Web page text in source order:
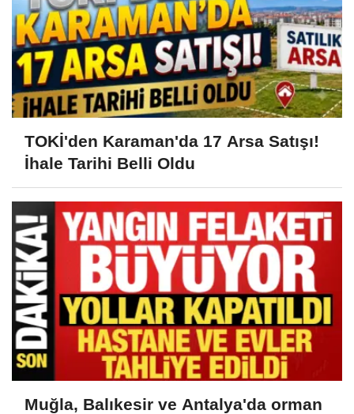
TOKİ'den Karaman'da 17 Arsa Satışı!
İhale Tarihi Belli Oldu
Muğla, Balıkesir ve Antalya'da orman